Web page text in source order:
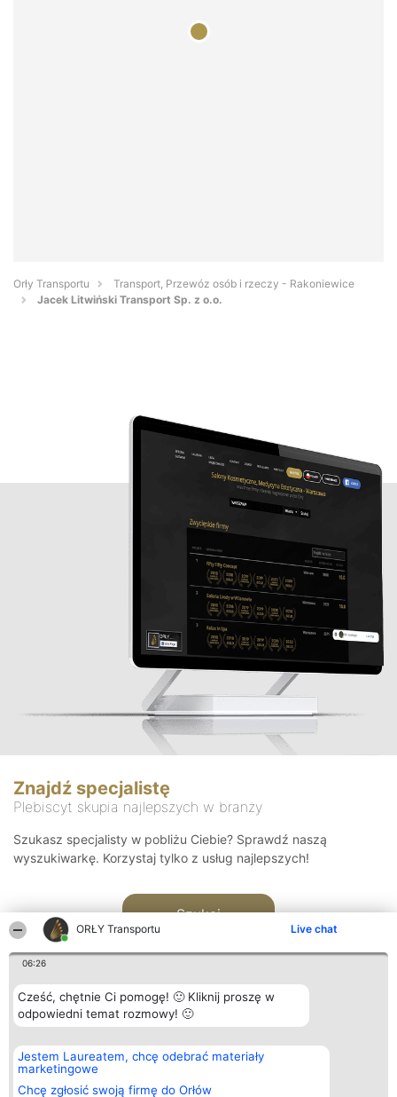
ORŁY Transportu Live chat
06:26
Cześć, chętnie Ci pomogę! 🙂 Kliknij proszę w
odpowiedni temat rozmowy! 🙂
Jestem Laureatem, chcę odebrać materiały
marketingowe
Chcę zgłosić swoją firmę do Orłów
Orły Transportu
Transport, Przewóz osób i rzeczy - Rakoniewice
Jacek Litwiński Transport Sp. z o.o.
Znajdź specjalistę
Plebiscyt skupia najlepszych w branży
Szukasz specjalisty w pobliżu Ciebie? Sprawdź naszą
wyszukiwarkę. Korzystaj tylko z usług najlepszych!
Szukaj
Organizator plebiscytu
Bright Side Solutions sp. z o.
o. sp. k.
ul. Ruska 22
Plebiscyt
Laureaci
wszystkich
Kontakt
Kontakt